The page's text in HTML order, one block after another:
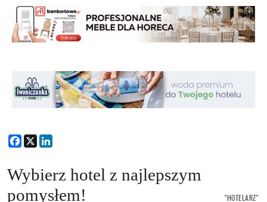
Facebook
X
Wybierz hotel z najlepszym
pomysłem!
"HOTELARZ"